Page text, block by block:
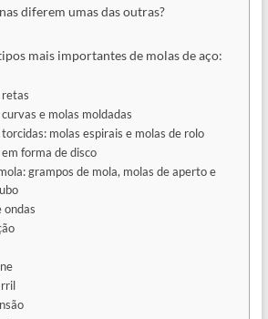
diferem umas das outras?
mais importantes de molas de aço:
retas
e molas moldadas
molas espirais e molas de rolo
forma de disco
grampos de mola, molas de aperto e
ondas